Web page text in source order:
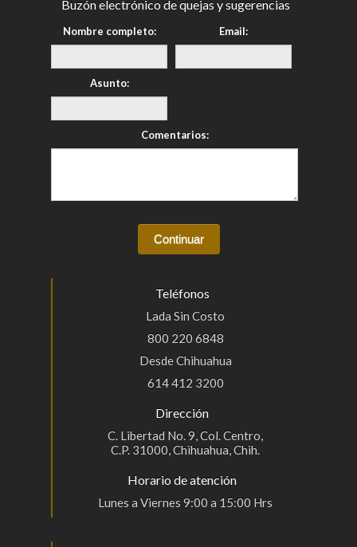
Buzón electrónico de quejas y sugerencias
Nombre completo: Email:
Asunto:
Comentarios:
Teléfonos
Lada Sin Costo
800 220 6848
Desde Chihuahua
614 412 3200
Dirección
C. Libertad No. 9, Col. Centro,
C.P. 31000, Chihuahua, Chih.
Horario de atención
Lunes a Viernes 9:00 a 15:00 Hrs